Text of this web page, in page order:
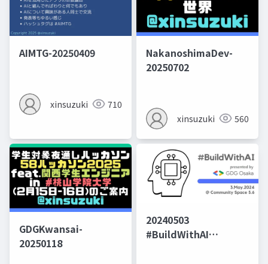
AIMTG-20250409
xinsuzuki 710
NakanoshimaDev-
20250702
xinsuzuki 560
GDGKwansai-
20250118
20240503
#BuildWithAI